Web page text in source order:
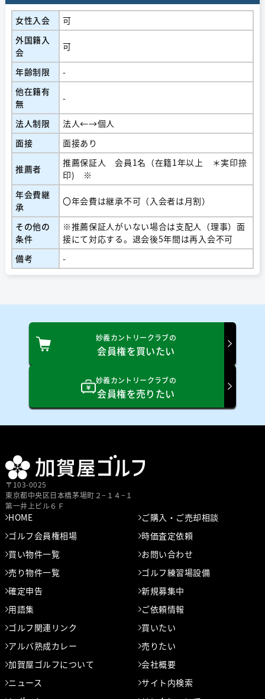
女性入会
可
外国籍入
会
可
年齢制限
-
他在籍有
無
-
法人制限
法人←→個人
面接
面接あり
推薦者
推薦保証人 会員1名（在籍1年以上 ＊実印捺
印) ※
年会費継
承
〇年会費は継承不可（入会者は月割）
その他の
条件
※推薦保証人がいない場合は支配人（理事）面
接にて対応する。退会後5年間は再入会不可
備考
-
妙義カントリークラブの
会員権を買いたい
妙義カントリークラブの
会員権を売りたい
〒103-0025
東京都中央区⽇本橋茅場町２−１４−１
第⼀井上ビル６Ｆ
HOME
ご購入・ご売却相談
ゴルフ会員権相場
時価査定依頼
買い物件一覧
お問い合わせ
売り物件一覧
ゴルフ練習場設備
確定申告
新規募集中
用語集
ご依頼情報
ゴルフ関連リンク
買いたい
アルバ熟成カレー
売りたい
加賀屋ゴルフについて
会社概要
ニュース
サイト内検索